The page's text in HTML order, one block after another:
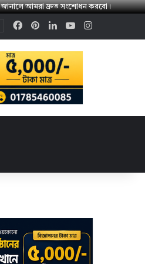
আমরা দ্রুত সংশোধন করবো।
Facebook
PinterestLinkedInYouTubeInstagram